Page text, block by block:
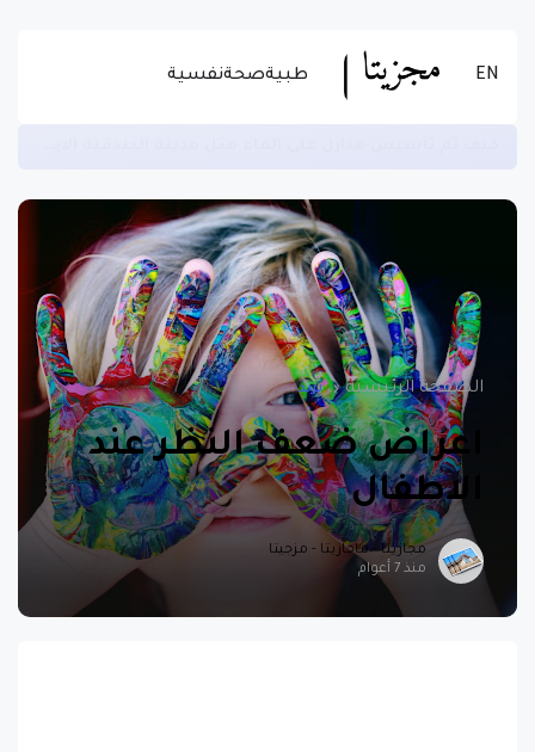
EN طبيةصحةنفسية
الصفحة الرئيسية ترند
اعراض ضعف النظر عند
الاطفال
مجازيتا - ماجازيتا - مزجيتا
منذ 7 أعوام